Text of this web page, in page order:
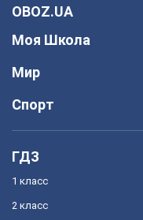
OBOZ.UA
Моя Школа
Мир
Спорт
ГДЗ
1 класс
2 класс